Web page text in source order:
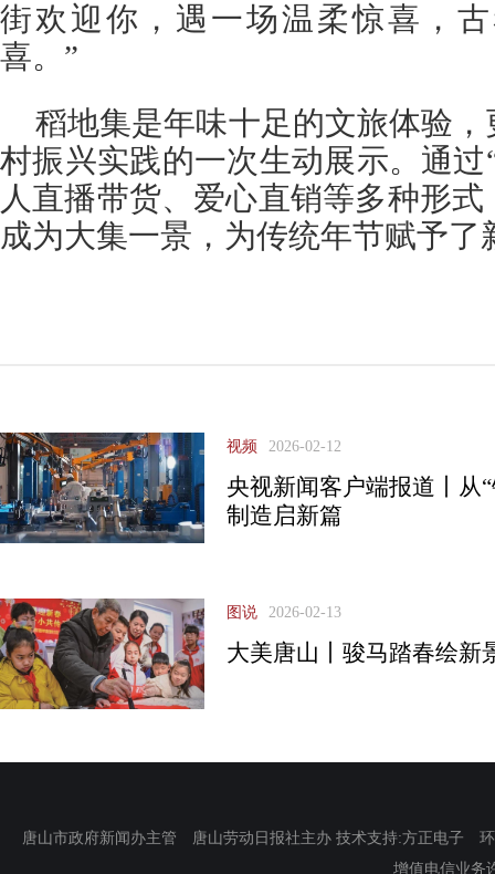
街欢迎你，遇一场温柔惊喜，
喜。”
稻地集是年味十足的文旅体验
村振兴实践的一次生动展示。通
人直播带货、爱心直销等多种形
成为大集一景，为传统年节赋予了
视频 2026-02-12
央视新闻客户端报道丨从
制造启新篇
图说 2026-02-13
大美唐山丨骏马踏春绘新
唐山市政府新闻办主管 唐山劳动日报社主办 技术支持:方正电子
增值电信业务